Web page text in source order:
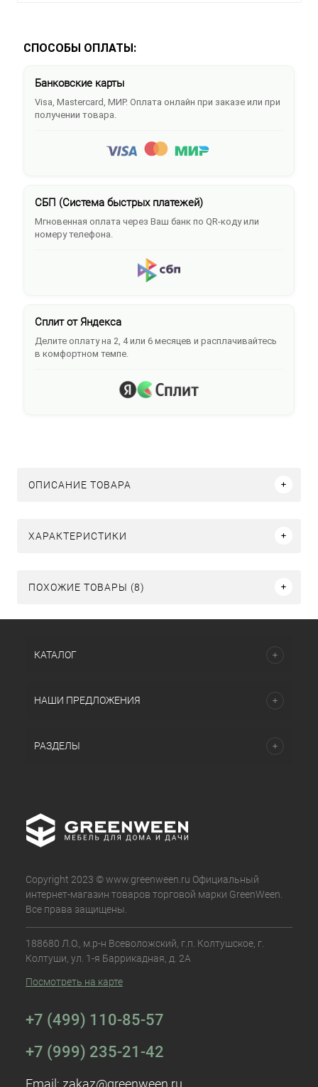
СПОСОБЫ ОПЛАТЫ:
Банковские карты
Visa, Mastercard, МИР. Оплата онлайн при заказе или при
получении товара.
СБП (Система быстрых платежей)
Мгновенная оплата через Ваш банк по QR-коду или
номеру телефона.
Сплит от Яндекса
Делите оплату на 2, 4 или 6 месяцев и расплачивайтесь
в комфортном темпе.
ОПИСАНИЕ ТОВАРА
ХАРАКТЕРИСТИКИ
ПОХОЖИЕ ТОВАРЫ (8)
КАТАЛОГ
НАШИ ПРЕДЛОЖЕНИЯ
РАЗДЕЛЫ
Copyright 2023 © www.greenween.ru Официальный
интернет-магазин товаров торговой марки GreenWeen.
Все права защищены.
188680 Л.О., м.р-н Всеволожский, г.п. Колтушское, г.
Колтуши, ул. 1-я Баррикадная, д. 2А
Посмотреть на карте
+7 (499) 110-85-57
+7 (999) 235-21-42
Email: zakaz@greenween.ru